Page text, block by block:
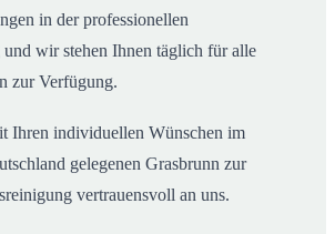
in der professionellen
wir stehen Ihnen täglich für alle
zur Verfügung.
Ihren individuellen Wünschen im
gelegenen Grasbrunn zur
vertrauensvoll an uns.